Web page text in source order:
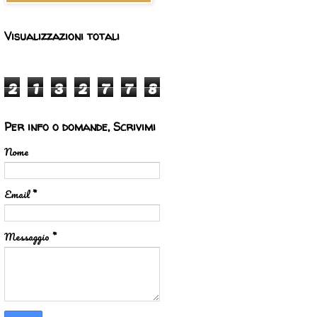
Visualizzazioni totali
2 1 3 2 7 7 8
Per info o domande, Scrivimi
Nome
Email*
Messaggio *